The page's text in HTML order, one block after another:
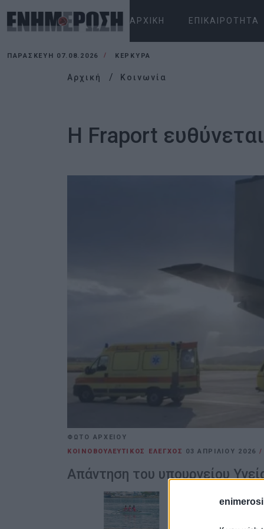
ΑΡΧΙΚΉ ΕΠΙΚΑΙΡΌΤΗΤΑ
ΠΑΡΑΣΚΕΥΉ 07.08.2026 ΚΕΡΚΥΡΑ
Αρχική Κοινωνία
Η Fraport
ΦΩΤΟ ΑΡΧΕΙΟΥ
ΚΟΙΝΟΒΟΥΛΕΥΤΙΚΟΣ ΕΛΕΓΧΟΣ
03 ΑΠΡΙΛΊΟΥ 2026 /
Απάντηση του υπουργείου